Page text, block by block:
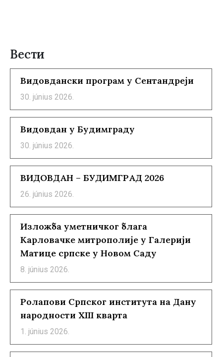
Вести
Видовдански програм у Сентандреји
30. június 2026.
Видовдан у Будимграду
30. június 2026.
ВИДОВДАН – БУДИМГРАД 2026
26. június 2026.
Изложба уметничког блага
Карловачке митрополије у Галерији
Матице српске у Новом Саду
8. június 2026.
Ролапови Српског института на Дану
народности XIII кварта
1. június 2026.